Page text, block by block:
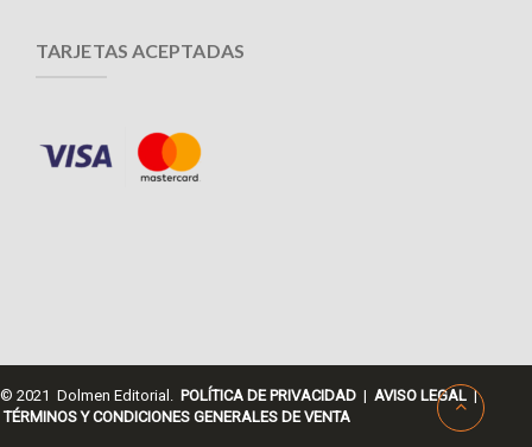
TARJETAS ACEPTADAS
© 2021 Dolmen Editorial. POLÍTICA DE PRIVACIDAD | AVISO LEGAL |
TÉRMINOS Y CONDICIONES GENERALES DE VENTA